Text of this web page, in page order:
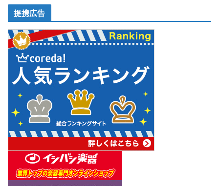
提携広告